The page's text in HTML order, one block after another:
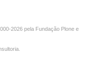
2026 pela Fundação Plone e